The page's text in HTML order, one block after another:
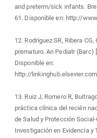
and preterm/sick infants.
61. Disponible en: http://
12. Rodríguez SR, Ribera
prematuro. An Pediatr (Barc)
Disponible en:
http://
13. Ruiz J, Romero R,
práctica clínica del recién
de Salud y Protección
Investigación en Evidencia y